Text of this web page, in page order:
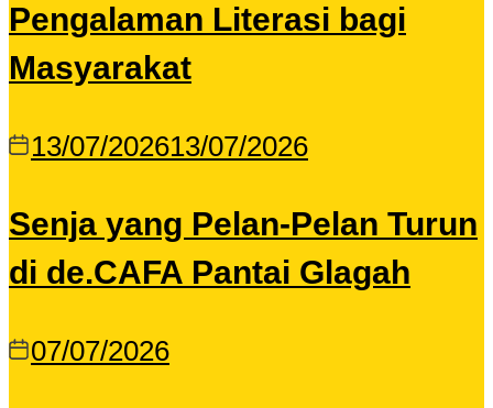
Pengalaman Literasi bagi
Masyarakat
13/07/202613/07/2026
Senja yang Pelan-Pelan Turun
di de.CAFA Pantai Glagah
07/07/2026